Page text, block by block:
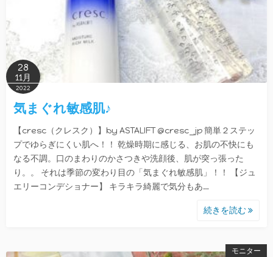
28
11月
2022
気まぐれ敏感肌♪
【cresc（クレスク）】by ASTALIFT @cresc_jp 簡単２ステッ
プでゆらぎにくい肌へ！！ 乾燥時期に感じる、お肌の不快にも
なる不調。口のまわりのかさつきや洗顔後、肌が突っ張った
り。。 それは季節の変わり目の「気まぐれ敏感肌」！！ 【ジュ
エリーコンデショナー】 キラキラ綺麗で気分もあ…
続きを読む
モニター